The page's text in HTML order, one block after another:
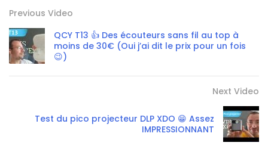
Previous Video
QCY T13 👍 Des écouteurs sans fil au top à
moins de 30€ (Oui j’ai dit le prix pour un fois
😉)
Next Video
Test du pico projecteur DLP XDO 😁 Assez
IMPRESSIONNANT